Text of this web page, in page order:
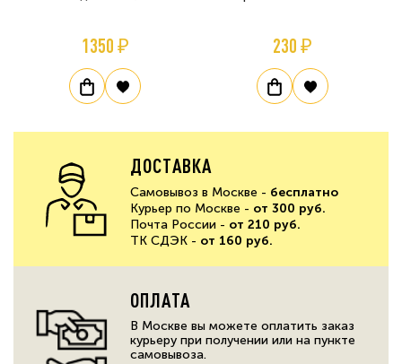
1350 ₽ 230 ₽
ДОСТАВКА
Самовывоз в Москве - бесплатно
Курьер по Москве - от 300 руб.
Почта России - от 210 руб.
ТК СДЭК - от 160 руб.
ОПЛАТА
В Москве вы можете оплатить заказ
курьеру при получении или на пункте
самовывоза.